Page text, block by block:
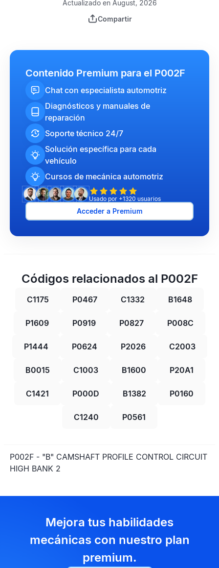
Actualizado en August, 2026
Compartir
Contenido Premium para el P002F
Chat con especialista automotriz
Diagnósticos y manuales de
reparación
Soporte técnico 24/7
Solución específica para cada
vehículo
Cursos de mecánica automotriz
Usado por +1320 usuarios
Acceder a Premium
Códigos relacionados al P002F
C1175 P0467 C1332 B1648
P1609 P0919 P0827 P008C
P1444 P0624 P2026 C2003
B0015 C1003 B1600 P20A1
C1421 P000D B1382 P0160
C1240 P0561
P002F - "B" CAMSHAFT PROFILE CONTROL CIRCUIT
HIGH BANK 2
Mejora tus habilidades
mecánicas con nuestro plan
premium.